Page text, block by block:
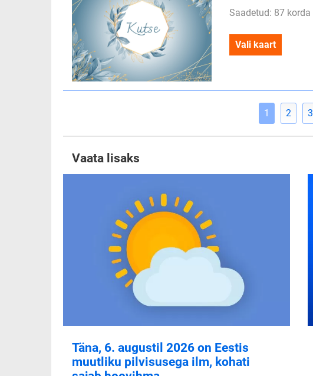
Saadetud: 87 korda
Vali kaart
1 2 3
Vaata lisaks
Täna, 6. augustil 2026 on Eestis
muutliku pilvisusega ilm, kohati